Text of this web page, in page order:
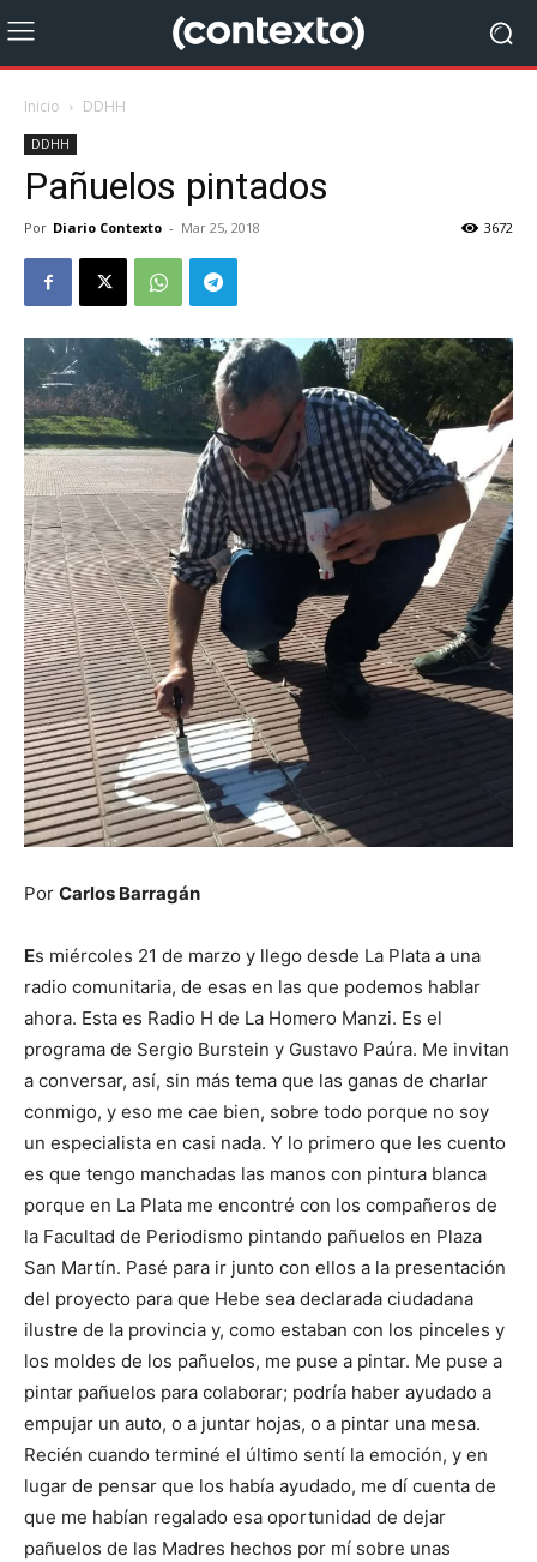
Inicio DDHH
DDHH
Pañuelos pintados
Por Diario Contexto - Mar 25, 2018 3672
Por Carlos Barragán
Es miércoles 21 de marzo y llego desde La Plata a una
radio comunitaria, de esas en las que podemos hablar
ahora. Esta es Radio H de La Homero Manzi. Es el
programa de Sergio Burstein y Gustavo Paúra. Me invitan
a conversar, así, sin más tema que las ganas de charlar
conmigo, y eso me cae bien, sobre todo porque no soy
un especialista en casi nada. Y lo primero que les cuento
es que tengo manchadas las manos con pintura blanca
porque en La Plata me encontré con los compañeros de
la Facultad de Periodismo pintando pañuelos en Plaza
San Martín. Pasé para ir junto con ellos a la presentación
del proyecto para que Hebe sea declarada ciudadana
ilustre de la provincia y, como estaban con los pinceles y
los moldes de los pañuelos, me puse a pintar. Me puse a
pintar pañuelos para colaborar; podría haber ayudado a
empujar un auto, o a juntar hojas, o a pintar una mesa.
Recién cuando terminé el último sentí la emoción, y en
lugar de pensar que los había ayudado, me dí cuenta de
que me habían regalado esa oportunidad de dejar
pañuelos de las Madres hechos por mí sobre unas